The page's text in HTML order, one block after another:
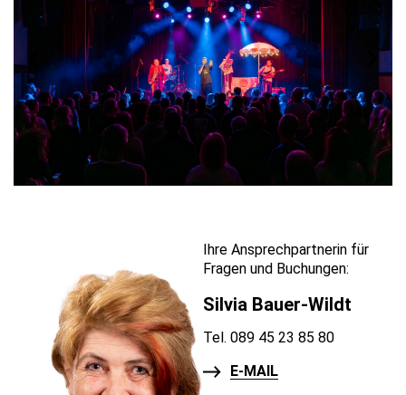
Ihre Ansprechpartnerin für
Fragen und Buchungen:
Silvia Bauer-Wildt
Tel. 089 45 23 85 80
E-MAIL